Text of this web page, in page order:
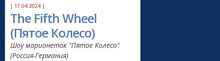
| 17.04.2024 |
The Fifth Wheel
(Пятое Колесо)
Шоу марионеток "Пятое Колесо"
(Россия-Германия)